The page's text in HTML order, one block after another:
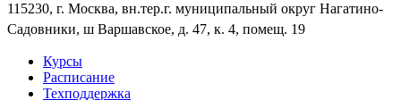
115230, г. Москва, вн.тер.г. муниципальный округ Нагатино-
Садовники, ш Варшавское, д. 47, к. 4, помещ. 19
Курсы
Расписание
Техподдержка